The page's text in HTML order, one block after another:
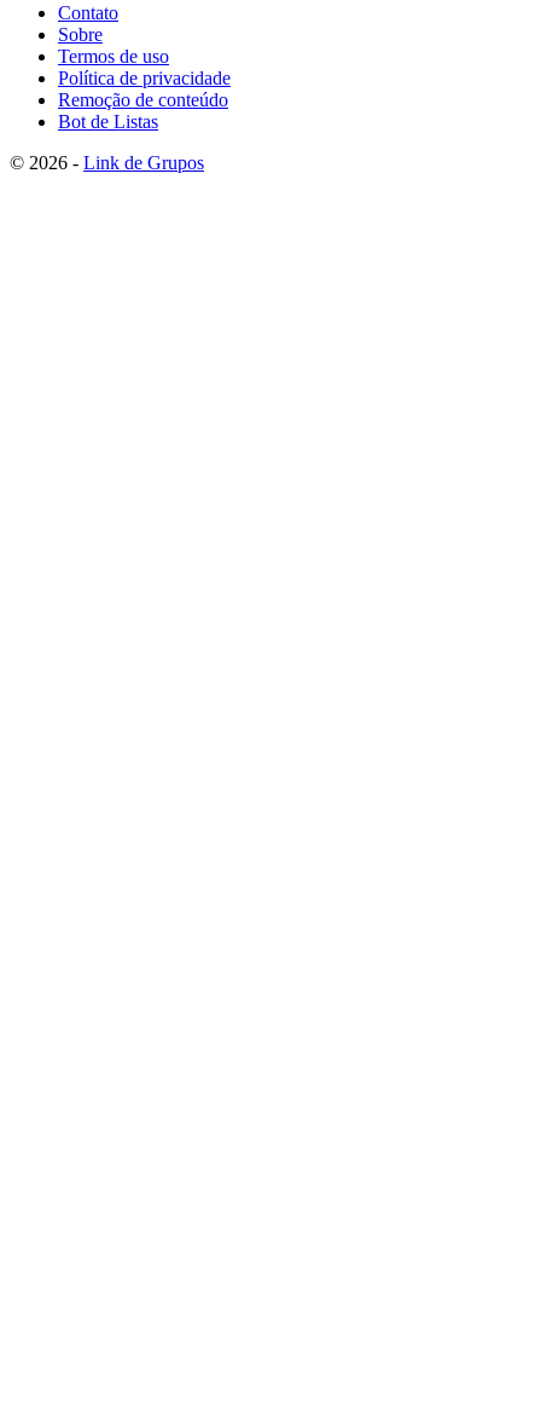
Contato
Sobre
Termos de uso
Política de privacidade
Remoção de conteúdo
Bot de Listas
© 2026 - Link de Grupos